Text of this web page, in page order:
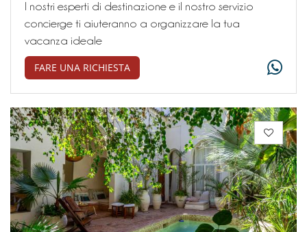
I nostri esperti di destinazione e il nostro servizio
concierge ti aiuteranno a organizzare la tua
vacanza ideale
FARE UNA RICHIESTA